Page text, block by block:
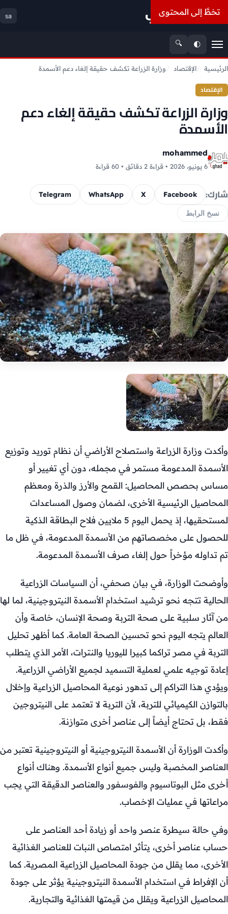
تخطَّ إلى المحتوى
أسعار الذهب sa
القائمة🌓
🔍
الرئيسية الإقتصاد وزارة الزراعة تكشف حقيقة إلغاء دعم الأسمدة
الإقتصاد
وزارة الزراعة تكشف حقيقة إلغاء دعم
الأسمدة
mohammed
6 يونيو، 2026 • قراءة 2 دقائق • 60 قراءة
شارك: Facebook
X
WhatsApp
Telegram
نسخ الرابط
وأكدت وزارة الزراعة واستصلاح الأراضي أن نظام توريد وتوزيع
الأسمدة المدعومة مستمر في مجمله، دون أي تغيير أو
مساس بحصص المحاصيل: القمح والأرز والذرة ومعظم
المحاصيل الرئيسية الأخرى، لضمان وصول المساعدات
لمستحقيها، إذ يحمل اليوم 5 ملايين فلاح البطاقة الذكية
للحصول على مخصصاتهم من الأسمدة المدعومة، في ظل ما
تم تداوله مؤخراً حول إلغاء صرف الأسمدة المدعومة.
وأوضحت الوزارة، في بيان صحفي، أن السياسات الزراعية
الحالية تتجه نحو ترشيد استخدام الأسمدة النيتروجينية، لما لها
من آثار سلبية على صحة التربة وصحة الإنسان، خاصة وأن
العالم يتجه اليوم نحو تحسين الصحة العامة. كما أظهر تحليل
التربة في مصر تراكما كبيرا لليوريا والنترات، الأمر الذي يتطلب
إعادة توجيه علمي لعملية التسميد لجميع الأراضي الزراعية.
ويؤدي هذا التراكم إلى تدهور نوعية المحاصيل الزراعية وإخلال
بالتوازن الكيميائي للتربة، لأن التربة لا تعتمد على النيتروجين
فقط، بل تحتاج أيضاً إلى عناصر أخرى متوازنة.
وأكدت الوزارة أن الأسمدة النيتروجينية أو النيتروجينية تعتبر من
العناصر المخصبة وليس جميع أنواع الأسمدة. وهناك أنواع
أخرى مثل البوتاسيوم والفوسفور والعناصر الدقيقة التي يجب
مراعاتها في عمليات الإخصاب.
وفي حالة سيطرة عنصر واحد أو زيادة أحد العناصر على
حساب عناصر أخرى، يتأثر امتصاص النبات للعناصر الغذائية
الأخرى، مما يقلل من جودة المحاصيل الزراعية المصرية. كما
أن الإفراط في استخدام الأسمدة النيتروجينية يؤثر على جودة
المحاصيل الزراعية ويقلل من قيمتها الغذائية والتجارية.